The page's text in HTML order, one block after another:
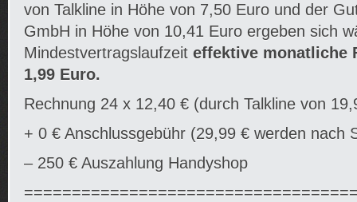
von Talkline in Höhe von 7,50 Euro und der
GmbH in Höhe von 10,41 Euro ergeben sich
Mindestvertragslaufzeit effektive monatliche
1,99 Euro.
Rechnung 24 x 12,40 € (durch Talkline von
+ 0 € Anschlussgebühr (29,99 € werden nach
– 250 € Auszahlung Handyshop